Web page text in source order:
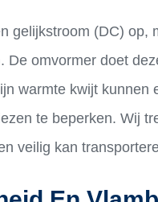
gelijkstroom (DC) op,
De omvormer doet
warmte kwijt kunnen
te beperken. Wij
veilig kan